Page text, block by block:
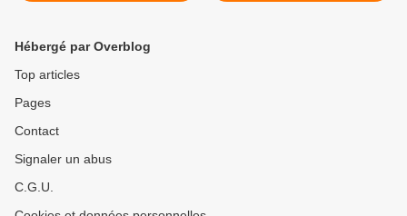
Hébergé par Overblog
Top articles
Pages
Contact
Signaler un abus
C.G.U.